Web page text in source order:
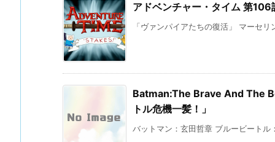
アドベンチャー・タイム 第
「ヴァンパイアたちの復活」 マーセ
Batman:The Brave And The
トル危機一髪！」
バットマン：玄田哲章 ブルービート